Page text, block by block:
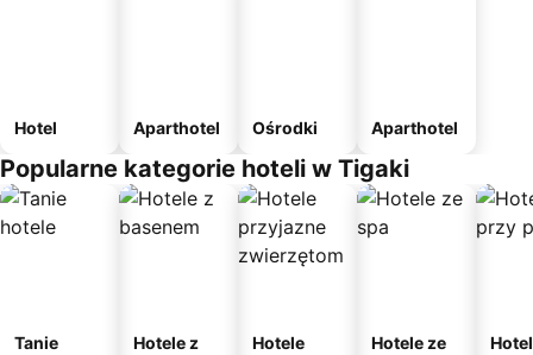
Hotel Aparthotel Ośrodki Aparthotel
Popularne kategorie hoteli w Tigaki
Tanie
Hotele z
Hotele
Hotele ze